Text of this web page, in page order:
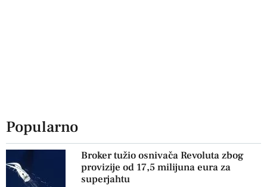
Popularno
Broker tužio osnivača Revoluta zbog
provizije od 17,5 milijuna eura za
superjahtu